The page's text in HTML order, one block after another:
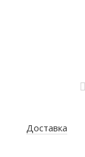
Доставка